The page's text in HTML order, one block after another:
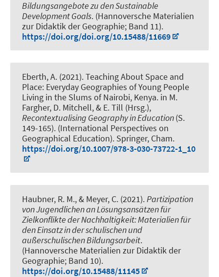
Bildungsangebote zu den Sustainable
Development Goals. (Hannoversche Materialien
zur Didaktik der Geographie; Band 11).
https://doi.org/doi.org/10.15488/11669
Eberth, A. (2021).Teaching About Space and
Place: Everyday Geographies of Young People
Living in the Slums of Nairobi, Kenya. in M.
Fargher, D. Mitchell, & E. Till (Hrsg.),
Recontextualising Geography in Education(S.
149-165). (International Perspectives on
Geographical Education). Springer, Cham.
https://doi.org/10.1007/978-3-030-73722-1_10
Haubner, R. M., & Meyer, C. (2021).Partizipation
von Jugendlichen an Lösungsansätzen für
Zielkonflikte der Nachhaltigkeit: Materialien für
den Einsatz in der schulischen und
außerschulischen Bildungsarbeit.
(Hannoversche Materialien zur Didaktik der
Geographie; Band 10).
https://doi.org/10.15488/11145